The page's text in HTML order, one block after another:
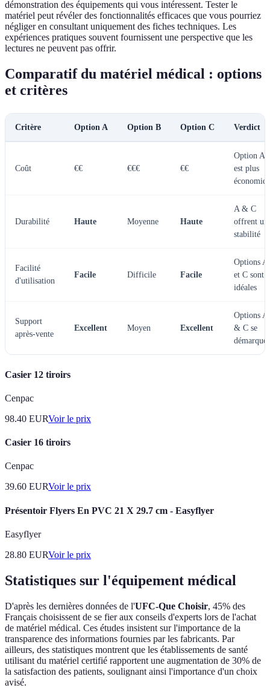
démonstration des équipements qui vous intéressent. Tester le
matériel peut révéler des fonctionnalités efficaces que vous pourriez
négliger en consultant uniquement des fiches techniques. Les
expériences pratiques souvent fournissent une perspective que les
lectures ne peuvent pas offrir.
Comparatif du matériel médical : options
et critères
Critère Option A Option B Option C Verdict
Coût €€ €€€ €€
Option A
est plus
Durabilité Haute Moyenne Haute
A & C
offrent
stabilité
Facilité
d'utilisation
Facile Difficile Facile
Options A
et C sont
idéales
Support
après-vente
Excellent Moyen Excellent
Options A
& C se
Casier 12 tiroirs
Cenpac
98.40 EURVoir le prix
Casier 16 tiroirs
Cenpac
39.60 EURVoir le prix
Présentoir Flyers En PVC 21 X 29.7 cm - Easyflyer
Easyflyer
28.80 EURVoir le prix
Statistiques sur l'équipement médical
D'après les dernières données de l'UFC-Que Choisir, 45% des
Français choisissent de se fier aux conseils d'experts lors de l'achat
de matériel médical. Ces études insistent sur l'importance de la
transparence des informations fournies par les fabricants. Par
ailleurs, des statistiques montrent que les établissements de santé
utilisant du matériel certifié rapportent une augmentation de 30% de
la satisfaction des patients, soulignant ainsi l'importance d'un choix
avisé.